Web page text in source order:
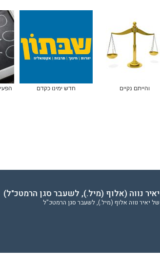
והייתם נקיים חדש ימינו כקדם
יאיר נווה (אלוף (מיל.), לשעבר סגן הרמטכ"ל)
של יאיר נווה אלוף (מיל.), לשעבר סגן הרמטכ"ל